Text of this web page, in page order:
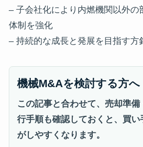
– 子会社化により内燃機関以外の
体制を強化
– 持続的な成長と発展を目指す方
機械M&Aを検討する方へ
この記事と合わせて、売却準
行手順も確認しておくと、買い
がしやすくなります。